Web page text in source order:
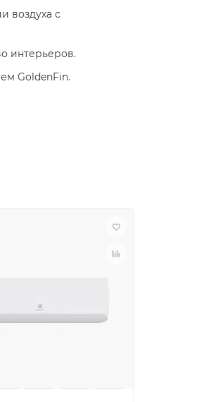
воздуха с
интерьеров.
GoldenFin.